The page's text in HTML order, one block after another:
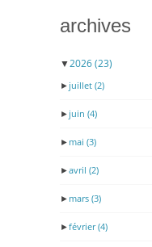
archives
▼2026(23)
► juillet (2)
► juin (4)
► mai (3)
►avril (2)
► mars (3)
►février(4)